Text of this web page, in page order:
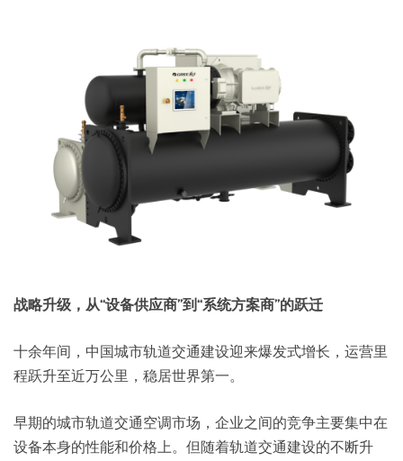
战略升级，从“设备供应商”到“系统方案商”的跃迁
十余年间，中国城市轨道交通建设迎来爆发式增长，运营里
程跃升至近万公里，稳居世界第一。
早期的城市轨道交通空调市场，企业之间的竞争主要集中在
设备本身的性能和价格上。但随着轨道交通建设的不断升